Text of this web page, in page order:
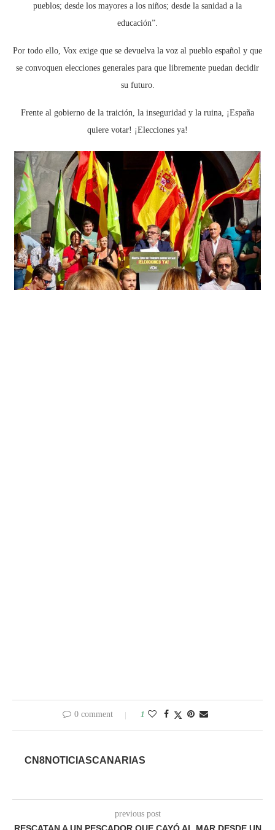
pueblos; desde los mayores a los niños; desde la sanidad a la
educación”.
Por todo ello, Vox exige que se devuelva la voz al pueblo español y que
se convoquen elecciones generales para que libremente puedan decidir
su futuro.
Frente al gobierno de la traición, la inseguridad y la ruina, ¡España
quiere votar! ¡Elecciones ya!
0 comment 1
CN8NOTICIASCANARIAS
previous post
RESCATAN A UN PESCADOR QUE CAYÓ AL MAR DESDE UN